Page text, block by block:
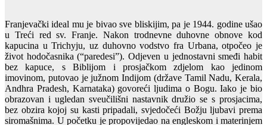
Franjevački ideal mu je bivao sve bliskijim, pa je 1944. godine ušao
u Treći red sv. Franje. Nakon trodnevne duhovne obnove kod
kapucina u Trichyju, uz duhovno vodstvo fra Urbana, otpočeo je
život hodočasnika (“paredesi”). Odjeven u jednostavni smeđi habit
bez kapuce, s Biblijom i prosjačkom zdjelom kao jedinom
imovinom, putovao je južnom Indijom (države Tamil Nadu, Kerala,
Andhra Pradesh, Karnataka) govoreći ljudima o Bogu. Iako je bio
obrazovan i ugledan sveučilišni nastavnik družio se s prosjacima,
bez obzira kojoj su kasti pripadali, svjedočeći Božju ljubavi prema
siromašnima. U početku je propovijedao na engleskom i materinjem